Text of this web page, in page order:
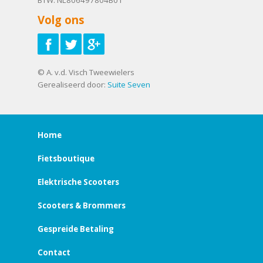
Volg ons
© A. v.d. Visch Tweewielers
Gerealiseerd door: Suite Seven
Home
Fietsboutique
Elektrische Scooters
Scooters & Brommers
Gespreide Betaling
Contact